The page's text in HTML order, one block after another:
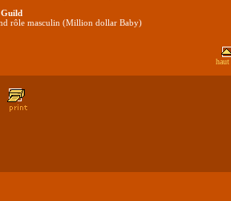
Guild
rôle masculin (Million dollar Baby)
haut